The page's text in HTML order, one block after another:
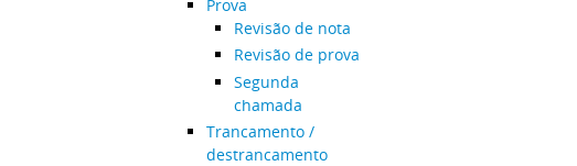
Prova
Revisão de nota
Revisão de prova
Segunda
chamada
Trancamento /
destrancamento